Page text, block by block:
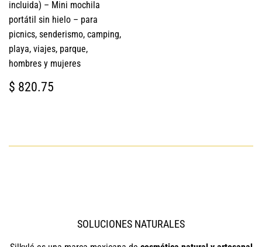
incluida) – Mini mochila
portátil sin hielo – para
picnics, senderismo, camping,
playa, viajes, parque,
hombres y mujeres
PRECIO
HABITUAL
$ 820.75
SOLUCIONES NATURALES